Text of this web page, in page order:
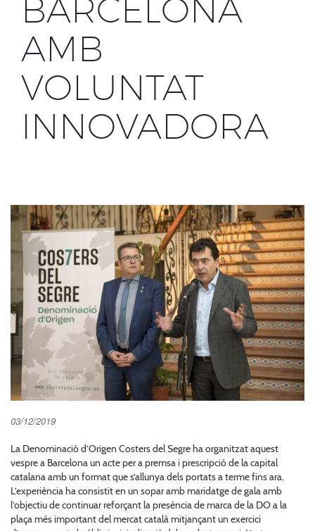
BARCELONA
AMB
VOLUNTAT
INNOVADORA
03/12/2019
La Denominació d’Origen Costers del Segre ha organitzat aquest
vespre a Barcelona un acte per a premsa i prescripció de la capital
catalana amb un format que s’allunya dels portats a terme fins ara.
L’experiència ha consistit en un sopar amb maridatge de gala amb
l’objectiu de continuar reforçant la presència de marca de la DO a la
plaça més important del mercat català mitjançant un exercici